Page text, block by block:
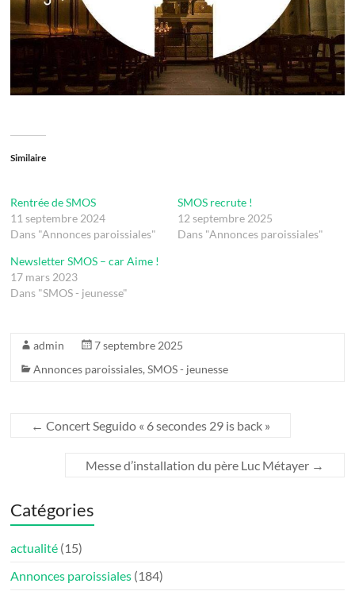
Similaire
Rentrée de SMOS
11 septembre 2024
Dans "Annonces paroissiales"
SMOS recrute !
12 septembre 2025
Dans "Annonces paroissiales"
Newsletter SMOS – car Aime !
17 mars 2023
Dans "SMOS - jeunesse"
admin
7 septembre 2025
Annonces paroissiales,SMOS - jeunesse
← Concert Seguido « 6 secondes 29 is back »
Messe d’installation du père Luc Métayer →
Catégories
actualité (15)
Annonces paroissiales (184)